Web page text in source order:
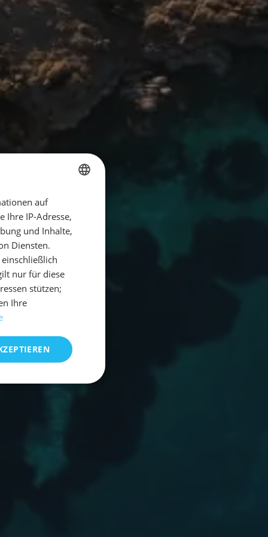
GERMAN
auf
Ihre IP-Adresse,
und Inhalte,
Diensten.
nur für diese
stützen;
Ihre